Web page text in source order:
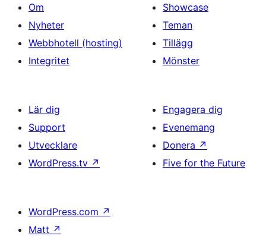
Om
Nyheter
Webbhotell (hosting)
Integritet
Showcase
Teman
Tillägg
Mönster
Lär dig
Support
Utvecklare
WordPress.tv ↗
Engagera dig
Evenemang
Donera ↗
Five for the Future
WordPress.com ↗
Matt ↗